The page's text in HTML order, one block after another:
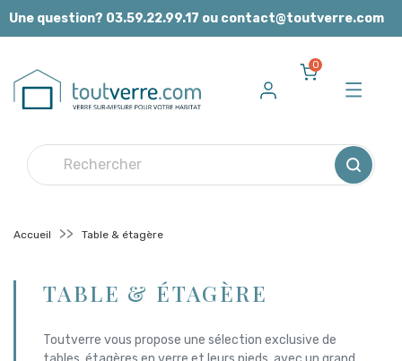
Panneau de gestion des cookies
Une question? 03.59.22.99.17 ou contact@toutverre.com
0
Accueil Table & étagère
TABLE & ÉTAGÈRE
Toutverre vous propose une sélection exclusive de